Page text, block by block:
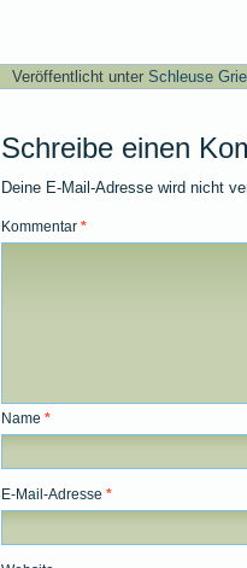
Veröffentlicht unter Schleuse
Schreibe einen
Deine E-Mail-Adresse wird nicht
Kommentar *
Name *
E-Mail-Adresse *